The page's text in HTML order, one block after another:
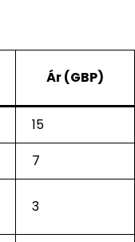
Ár (GBP)
15
7
3